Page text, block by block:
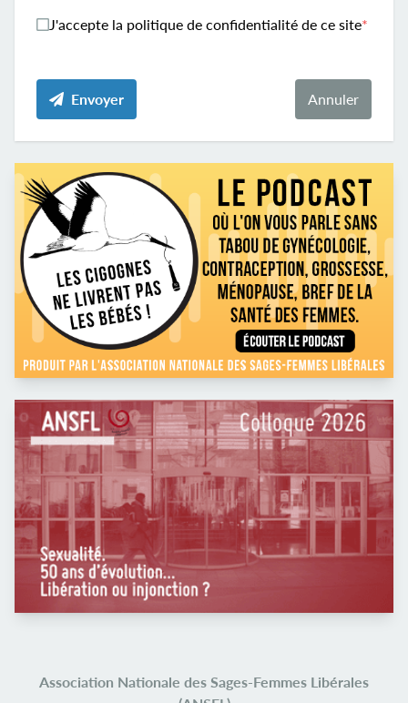
J'accepte la politique de confidentialité de ce site
Envoyer Annuler
Association Nationale des Sages-Femmes Libérales